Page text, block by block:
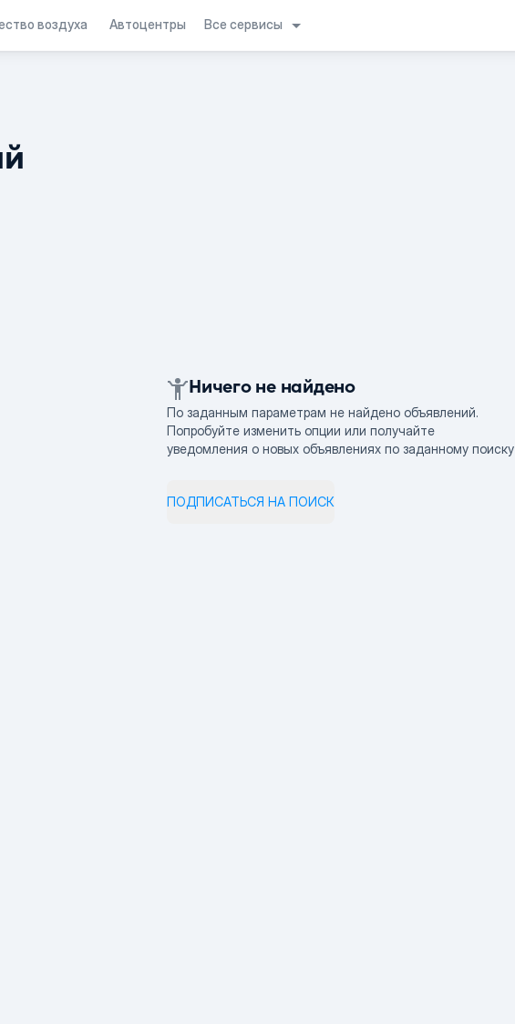
воздуха Автоцентры Все сервисы
Ничего не найдено
По заданным параметрам не найдено объявлений.
Попробуйте изменить опции или получайте
уведомления о новых объявлениях по заданному поиску
ПОДПИСАТЬСЯ НА ПОИСК